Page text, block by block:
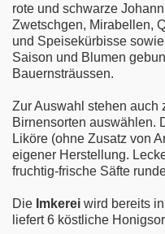
rote und schwarze
Zwetschgen, Mirabellen,
und Speisekürbisse
Saison und Blumen
Bauernsträussen.
Zur Auswahl stehen auch
Birnensorten auswählen.
Liköre (ohne Zusatz von
eigener Herstellung.
fruchtig-frische Säfte
Die Imkerei wird bereits
liefert 6 köstliche